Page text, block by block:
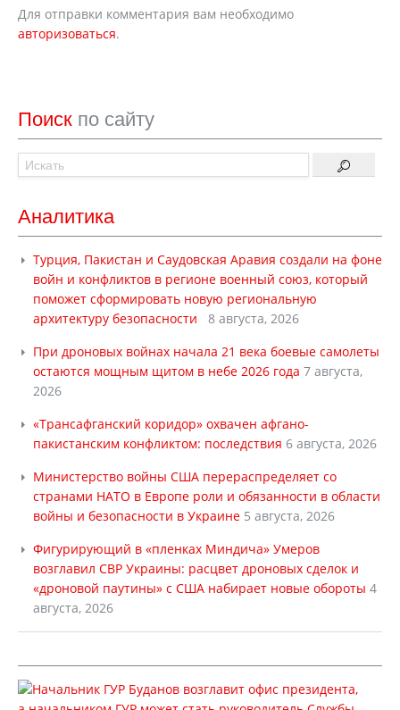
Для отправки комментария вам необходимо
авторизоваться.
Поиск по сайту
Аналитика
Турция, Пакистан и Саудовская Аравия создали на фоне
войн и конфликтов в регионе военный союз, который
поможет сформировать новую региональную
архитектуру безопасности
8 августа, 2026
При дроновых войнах начала 21 века боевые самолеты
остаются мощным щитом в небе 2026 года 7 августа,
2026
«Трансафганский коридор» охвачен афгано-
пакистанским конфликтом: последствия 6 августа, 2026
Министерство войны США перераспределяет со
странами НАТО в Европе роли и обязанности в области
войны и безопасности в Украине 5 августа, 2026
Фигурирующий в «пленках Миндича» Умеров
возглавил СВР Украины: расцвет дроновых сделок и
«дроновой паутины» с США набирает новые обороты 4
августа, 2026